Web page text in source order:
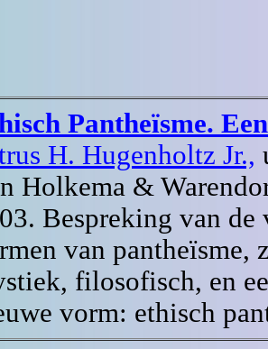
Pantheïsme.
H. Hugenholtz Jr.,
Holkema &
Bespreking van de
van pantheïsme,
filosofisch, en
vorm: ethisch